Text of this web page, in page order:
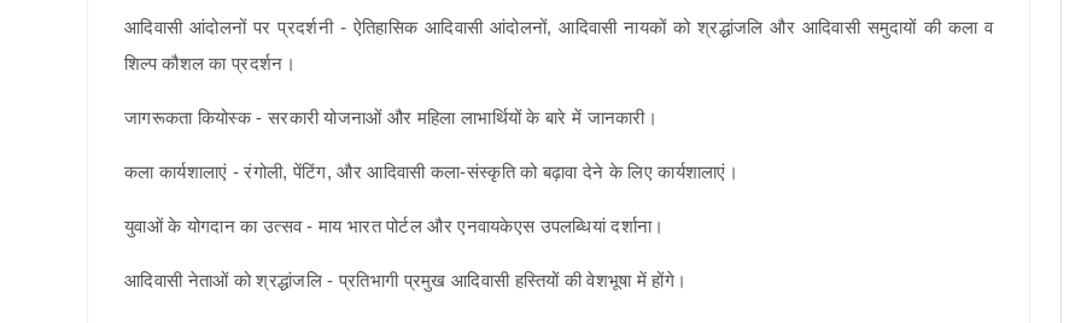
आदिवासी आंदोलनों पर प्रदर्शनी - ऐतिहासिक आदिवासी आंदोलनों, आदिवासी नायकों को श्रद्धांजलि और आदिवासी समुदायों की कला व
शिल्प कौशल का प्रदर्शन।
जागरूकता कियोस्क - सरकारी योजनाओं और महिला लाभार्थियों के बारे में जानकारी।
कला कार्यशालाएं - रंगोली, पेंटिंग, और आदिवासी कला-संस्कृति को बढ़ावा देने के लिए कार्यशालाएं।
युवाओं के योगदान का उत्सव - माय भारत पोर्टल और एनवायकेएस उपलब्धियां दर्शाना।
आदिवासी नेताओं को श्रद्धांजलि - प्रतिभागी प्रमुख आदिवासी हस्तियों की वेशभूषा में होंगे।